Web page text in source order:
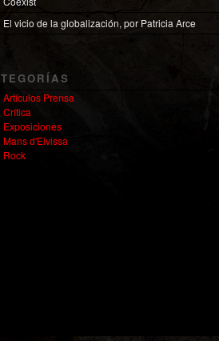
El vicio de la globalización, por Patricia Arce
Artículos Prensa
Crítica
Exposiciones
Mans d'Eivissa
Rock